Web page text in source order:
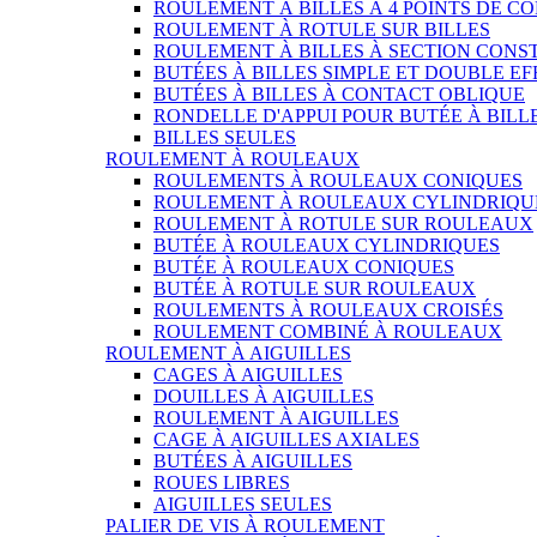
ROULEMENT À BILLES À 4 POINTS DE
ROULEMENT À ROTULE SUR BILLES
ROULEMENT À BILLES À SECTION
BUTÉES À BILLES SIMPLE ET DOUBLE
BUTÉES À BILLES À CONTACT OBLIQUE
RONDELLE D'APPUI POUR BUTÉE À
BILLES SEULES
ROULEMENT À ROULEAUX
ROULEMENTS À ROULEAUX CONIQUES
ROULEMENT À ROULEAUX
ROULEMENT À ROTULE SUR ROULEAUX
BUTÉE À ROULEAUX CYLINDRIQUES
BUTÉE À ROULEAUX CONIQUES
BUTÉE À ROTULE SUR ROULEAUX
ROULEMENTS À ROULEAUX CROISÉS
ROULEMENT COMBINÉ À ROULEAUX
ROULEMENT À AIGUILLES
CAGES À AIGUILLES
DOUILLES À AIGUILLES
ROULEMENT À AIGUILLES
CAGE À AIGUILLES AXIALES
BUTÉES À AIGUILLES
ROUES LIBRES
AIGUILLES SEULES
PALIER DE VIS À ROULEMENT